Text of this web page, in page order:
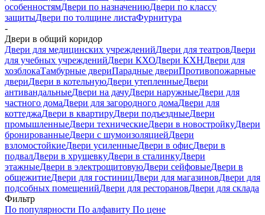
особенностямДвери по назначениюДвери по классу
защитыДвери по толщине листаФурнитура
-
Двери в общий коридор
Двери для медицинских учрежденийДвери для театровДвери
для учебных учрежденийДвери КХОДвери КХНДвери для
хозблокаТамбурные двериПарадные двериПротивопожарные
двериДвери в котельнуюДвери утепленныеДвери
антивандальныеДвери на дачуДвери наружныеДвери для
частного домаДвери для загородного домаДвери для
коттеджаДвери в квартируДвери подъездныеДвери
промышленныеДвери техническиеДвери в новостройкуДвери
бронированныеДвери с шумоизоляциейДвери
взломостойкиеДвери усиленныеДвери в офисДвери в
подвалДвери в хрущевкуДвери в сталинкуДвери
этажныеДвери в электрощитовуюДвери сейфовыеДвери в
общежитиеДвери для гостиницДвери для магазиновДвери для
подсобных помещенийДвери для ресторановДвери для склада
Фильтр
По популярности По алфавиту По цене